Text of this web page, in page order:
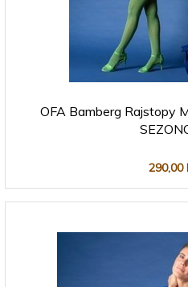
OFA Bamberg Rajstopy
290,00